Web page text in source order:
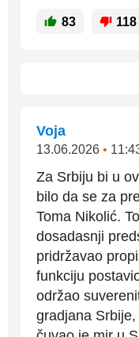
83 118
Voja
13.06.2026 •
Za Srbiju bi u
bilo da se za
Toma Nikolić.
dosadasnji
pridržavao
funkciju
održao
gradjana